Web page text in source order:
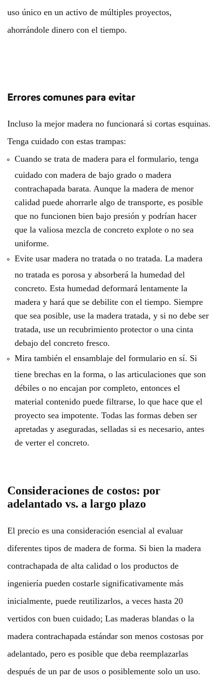
uso único en un activo de múltiples proyectos,
ahorrándole dinero con el tiempo.
Errores comunes para evitar
Incluso la mejor madera no funcionará si cortas esquinas.
Tenga cuidado con estas trampas:
Cuando se trata de madera para el formulario, tenga
cuidado con madera de bajo grado o madera
contrachapada barata. Aunque la madera de menor
calidad puede ahorrarle algo de transporte, es posible
que no funcionen bien bajo presión y podrían hacer
que la valiosa mezcla de concreto explote o no sea
uniforme.
Evite usar madera no tratada o no tratada. La madera
no tratada es porosa y absorberá la humedad del
concreto. Esta humedad deformará lentamente la
madera y hará que se debilite con el tiempo. Siempre
que sea posible, use la madera tratada, y si no debe ser
tratada, use un recubrimiento protector o una cinta
debajo del concreto fresco.
Mira también el ensamblaje del formulario en sí. Si
tiene brechas en la forma, o las articulaciones que son
débiles o no encajan por completo, entonces el
material contenido puede filtrarse, lo que hace que el
proyecto sea impotente. Todas las formas deben ser
apretadas y aseguradas, selladas si es necesario, antes
de verter el concreto.
Consideraciones de costos: por
adelantado vs. a largo plazo
El precio es una consideración esencial al evaluar
diferentes tipos de madera de forma. Si bien la madera
contrachapada de alta calidad o los productos de
ingeniería pueden costarle significativamente más
inicialmente, puede reutilizarlos, a veces hasta 20
vertidos con buen cuidado; Las maderas blandas o la
madera contrachapada estándar son menos costosas por
adelantado, pero es posible que deba reemplazarlas
después de un par de usos o posiblemente solo un uso.